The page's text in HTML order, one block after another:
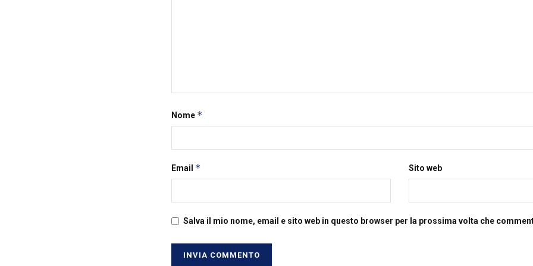
Nome *
Email * Sito web
Salva il mio nome, email e sito web in questo browser per la prossima volta che